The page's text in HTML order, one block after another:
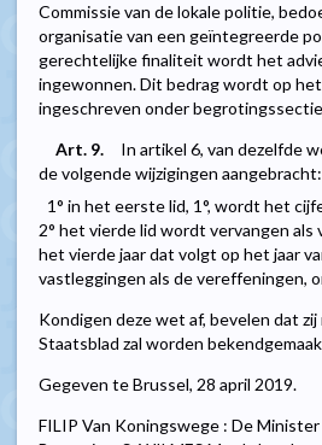
Commissie van de lokale politie,
organisatie van een geïntegreerde
gerechtelijke finaliteit wordt het
ingewonnen. Dit bedrag wordt op
ingeschreven onder
Art. 9.
In artikel 6, van dezelfde
de volgende wijzigingen aangebracht:
1° in het eerste lid, 1°, wordt het
2° het vierde lid wordt vervangen
het vierde jaar dat volgt op het jaar
vastleggingen als de vereffeningen,
Kondigen deze wet af, bevelen dat
Staatsblad zal worden
Gegeven te Brussel, 28 april 2019.
FILIP Van Koningswege : De